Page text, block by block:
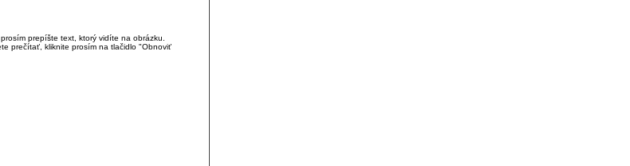
prepíšte text, ktorý vidíte na obrázku.
prečítať, kliknite prosím na tlačidlo "Obnoviť